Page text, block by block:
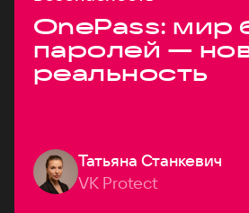
OnePass: мир
паролей —
реальность
Татьяна Станкевич
VK Protect